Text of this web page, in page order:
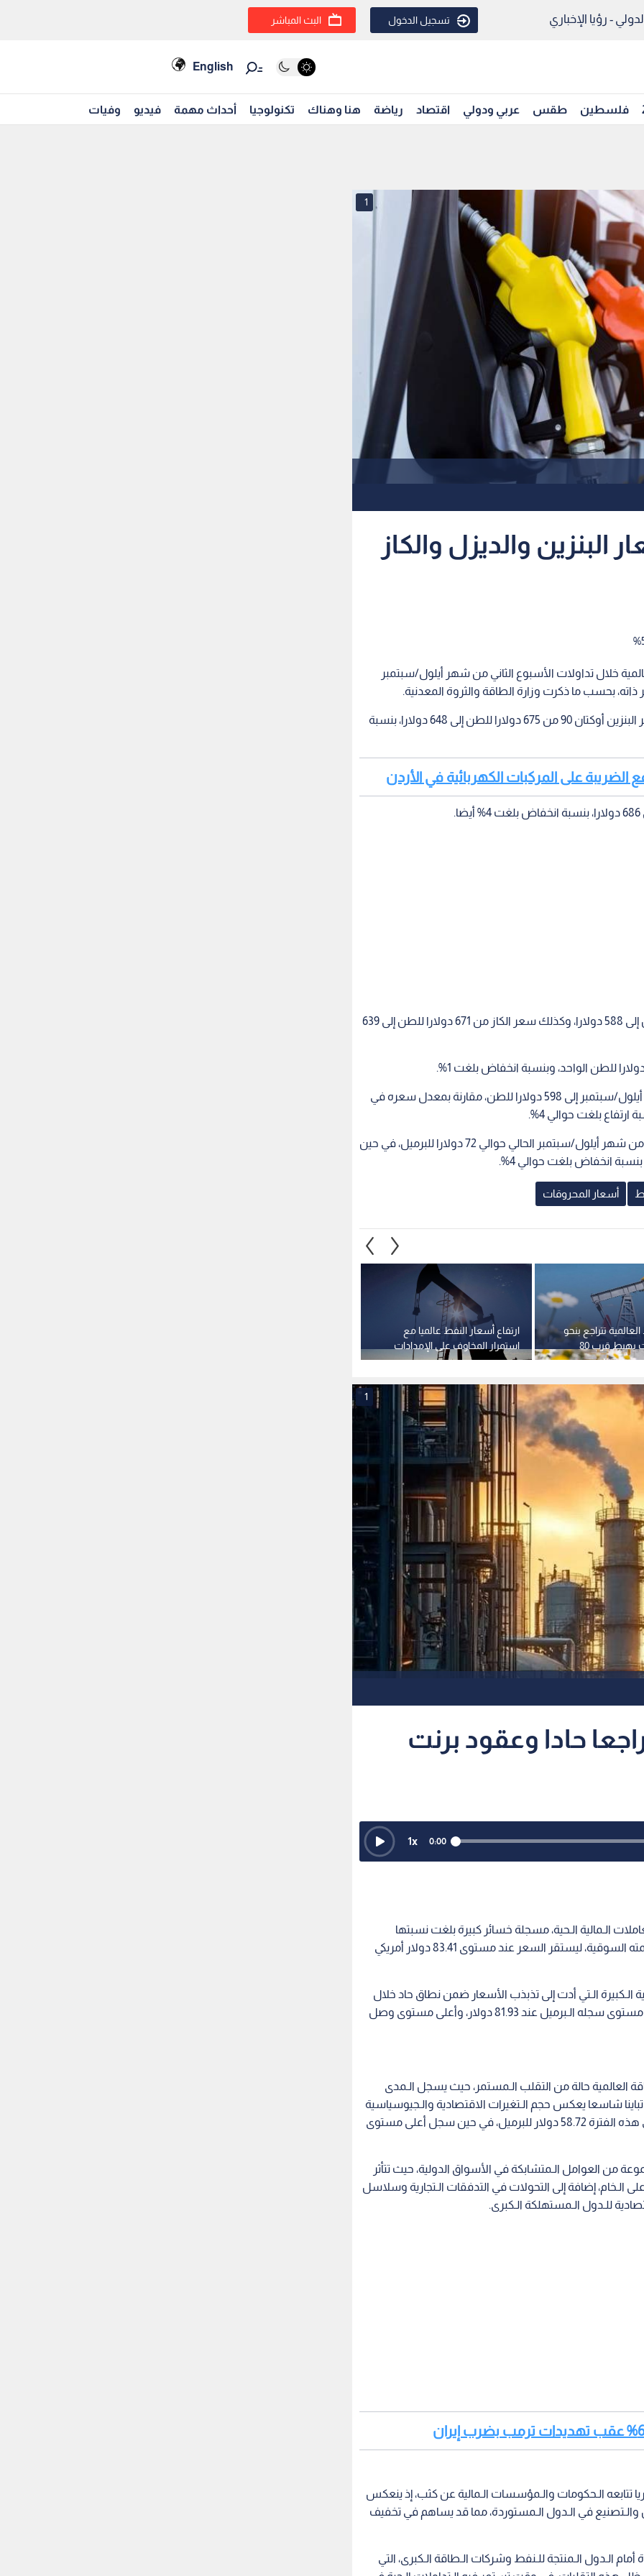
- رؤيا الإخباري تسجيل الدخول البث المباشر
English
فلسطين طقس عربي ودولي اقتصاد رياضة هنا وهناك تكنولوجيا أحداث مهمة فيديو وفيات
1
والديزل والكاز
خلال تداولات الأسبوع الثاني من شهر أيلول/سبتمبر
بحسب ما ذكرت وزارة الطاقة والثروة المعدنية.
ووفقا للبيانات التي أعلنتها الوزارة الأحد، انخفض سعر البنزين أوكتان 90 من 675 دولارا للطن إلى 648 دولارا، بنسبة
على المركبات الكهربائية في الأردن
وانخفض سعر الديزل بنسبة 5% من 618 دولارا للطن إلى 588 دولارا، وكذلك سعر الكاز من 671 دولارا للطن إلى 639
في المقابل، ارتفع سعر الغاز البترولي المسال لشهر أيلول/سبتمبر إلى 598 دولارا للطن، مقارنة بمعدل سعره في
من جهة أخرى، بلغ سعر خام برنت في الأسبوع الثاني من شهر أيلول/سبتمبر الحالي حوالي 72 دولارا للبرميل، في حين
أسعار المحروقات
ارتفاع أسعار النفط عالميا مع
استمرار المخاوف على الإمدادات
تتراجع بنحو
5% وخام برنت يهبط قرب 80
1
حادا وعقود برنت
0:00
1x
الـمالية الـحية، مسجلة خسائر كبيرة بلغت نسبتها
(5.14%)، إذ فقد الـبرميل الـواحد نحو 4.52 دولار من قيمته السوقية، ليستقر السعر عند مستوى 83.41 دولار أمريكي
الـتي أدت إلى تذبذب الأسعار ضمن نطاق حاد خلال
تداولات اليوم؛ إذ بلغ الـمدى اليومي للأسعار بين أدنى مستوى سجله الـبرميل عند 81.93 دولار، وأعلى مستوى وصل
حالة من التقلب الـمستمر، حيث يسجل الـمدى
الـ (52 أسبوعا) الـماضية تباينا شاسعا يعكس حجم الـتغيرات الاقتصادية والـجيوسياسية
الـتي شهدها العالم. وقد بلغ أدنى مستوى للسعر في هذه الفترة 58.72 دولار للبرميل، في حين سجل أعلى مستوى
من العوامل الـمتشابكة في الأسواق الدولية، حيث تتأثر
الـخام، إضافة إلى التحولات في التدفقات الـتجارية وسلاسل
للـدول الـمستهلكة الـكبرى.
تتابعه الـحكومات والـمؤسسات الـمالية عن كثب، إذ ينعكس
والـتصنيع في الـدول الـمستوردة، مما قد يساهم في تخفيف
الـدول الـمنتجة للـنفط وشركات الـطاقة الـكبرى، التي